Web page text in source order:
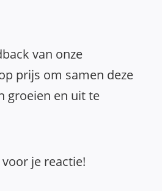
van onze
prijs om samen deze
groeien en uit te
je reactie!